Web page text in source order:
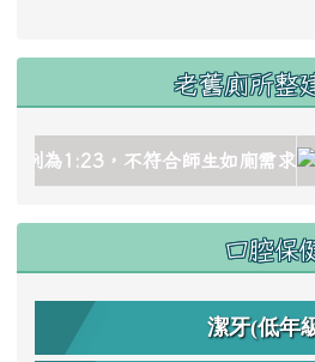
老舊廁所整
gallery_511959_1_oez.jpg
gallery_511959_2_dQJ.jpg
image/
image/
uploads/tad_blocks/image/
link to https://
口腔保
潔牙(低年